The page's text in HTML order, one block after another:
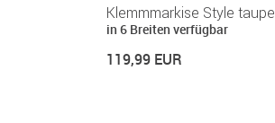
Klemmmarkise Style taupe
in 6 Breiten verfügbar
119,99 EUR